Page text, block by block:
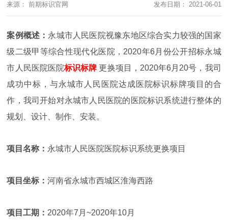
来源： 前期标识官网 发布日期： 2021-06-01
案例概述： 永城市人民医院视豫东地区综合实力较强的国家
级二级甲等综合性现代化医院，2020年6月份公开招标永城
市人民医院医院标识标牌 更换项目，2020年6月20号，我司
成功中标，与永城市人民医院达成医院标识标牌项目的合
作，我司开始对永城市人民医院的医院标识系统进行整体的
规划、设计、制作、安装。
项目名称： 永城市人民医院医院标识系统更换项目
项目坐标：河南省永城市西城区淮海西路
项目工期： 2020年7月~2020年10月